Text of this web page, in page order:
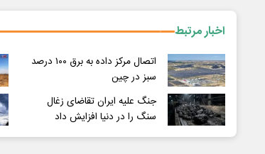
اخبار مرتبط
اتصال مرکز داده به برق ۱۰۰ درصد
سبز در چین
جنگ علیه ایران تقاضای زغال
سنگ را در دنیا افزایش داد